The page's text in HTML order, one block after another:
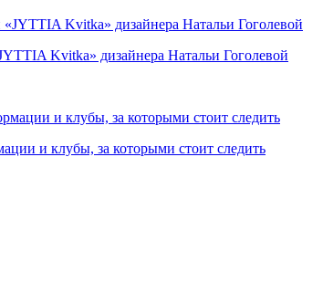
Kvitka» дизайнера Натальи Гоголевой
и клубы, за которыми стоит следить